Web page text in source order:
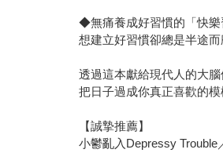
◆無痛養成好習慣的「快樂
想建立好習慣卻總是半途
透過這本獻給現代人的大
把日子過成你真正喜歡的模
【誠摯推薦】
小鬱亂入Depressy Trouble